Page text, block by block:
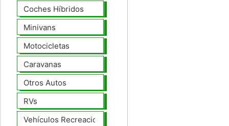
Coches Híbridos
Minivans
Motocicletas
Caravanas
Otros Autos
RVs
Vehículos Recreacionales